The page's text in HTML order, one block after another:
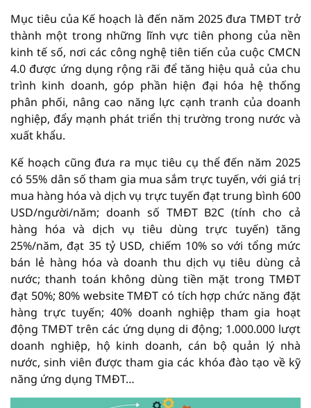
Mục tiêu của Kế hoạch là đến năm 2025 đưa TMĐT trở
thành một trong những lĩnh vực tiên phong của nền
kinh tế số, nơi các công nghệ tiên tiến của cuộc CMCN
4.0 được ứng dụng rộng rãi để tăng hiệu quả của chu
trình kinh doanh, góp phần hiện đại hóa hệ thống
phân phối, nâng cao năng lực cạnh tranh của doanh
nghiệp, đẩy mạnh phát triển thị trường trong nước và
xuất khẩu.
Kế hoạch cũng đưa ra mục tiêu cụ thể đến năm 2025
có 55% dân số tham gia mua sắm trực tuyến, với giá trị
mua hàng hóa và dịch vụ trực tuyến đạt trung bình 600
USD/người/năm; doanh số TMĐT B2C (tính cho cả
hàng hóa và dịch vụ tiêu dùng trực tuyến) tăng
25%/năm, đạt 35 tỷ USD, chiếm 10% so với tổng mức
bán lẻ hàng hóa và doanh thu dịch vụ tiêu dùng cả
nước; thanh toán không dùng tiền mặt trong TMĐT
đạt 50%; 80% website TMĐT có tích hợp chức năng đặt
hàng trực tuyến; 40% doanh nghiệp tham gia hoạt
động TMĐT trên các ứng dụng di động; 1.000.000 lượt
doanh nghiệp, hộ kinh doanh, cán bộ quản lý nhà
nước, sinh viên được tham gia các khóa đào tạo về kỹ
năng ứng dụng TMĐT…